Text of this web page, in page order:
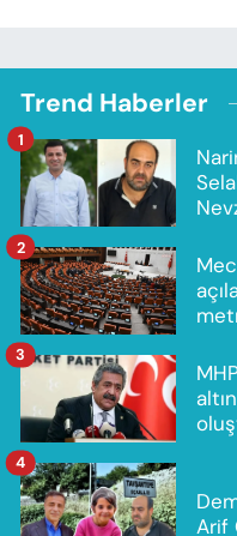
Trend Haberler
1
2
3
Arif
4